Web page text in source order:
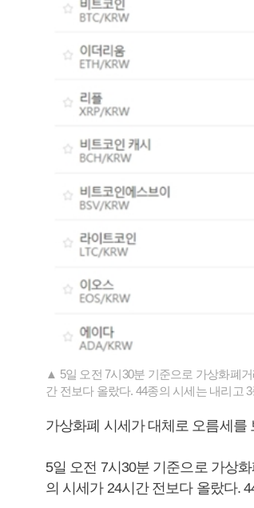
▲ 5일 오전 7시30분 기준으로 가상화폐
간 전보다 올랐다. 44종의 시세는 내리고
가상화폐 시세가 대체로 오름세를
5일 오전 7시30분 기준으로 가상
의 시세가 24시간 전보다 올랐다.